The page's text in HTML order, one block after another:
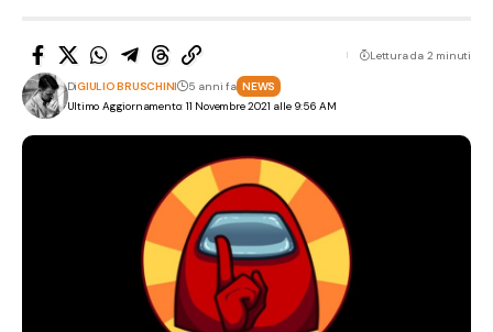
Ultimo Aggiornamento: 11 Novembre 2021 alle 9:56 AM
DiGIULIO BRUSCHINI 5 anni fa NEWS
Lettura da 2 minuti